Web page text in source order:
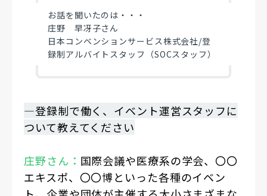
お話を聞いたのは・・・
庄野 早冴子さん
日本コンベンションサービス株式会社/登
録制アルバイトスタッフ（SOCスタッフ）
―登録制で働く、イベント運営スタッフに
ついて教えてください
庄野さん： 国際会議や医療系の学会、〇〇
エキスポ、〇〇博といった各種のイベン